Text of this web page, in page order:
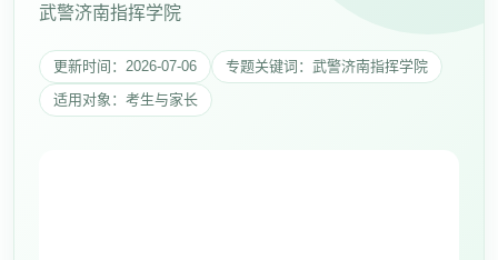
武警济南指挥学院
更新时间：2026-07-06
专题关键词：武警济南指挥学院
适用对象：考生与家长